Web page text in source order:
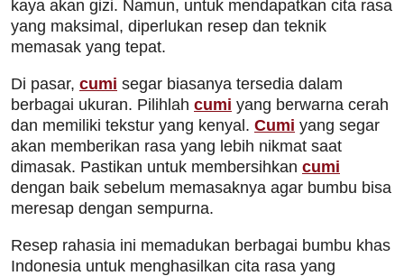
kaya akan gizi. Namun, untuk mendapatkan cita rasa
yang maksimal, diperlukan resep dan teknik
memasak yang tepat.
Di pasar, cumi segar biasanya tersedia dalam
berbagai ukuran. Pilihlah cumi yang berwarna cerah
dan memiliki tekstur yang kenyal. Cumi yang segar
akan memberikan rasa yang lebih nikmat saat
dimasak. Pastikan untuk membersihkan cumi
dengan baik sebelum memasaknya agar bumbu bisa
meresap dengan sempurna.
Resep rahasia ini memadukan berbagai bumbu khas
Indonesia untuk menghasilkan cita rasa yang